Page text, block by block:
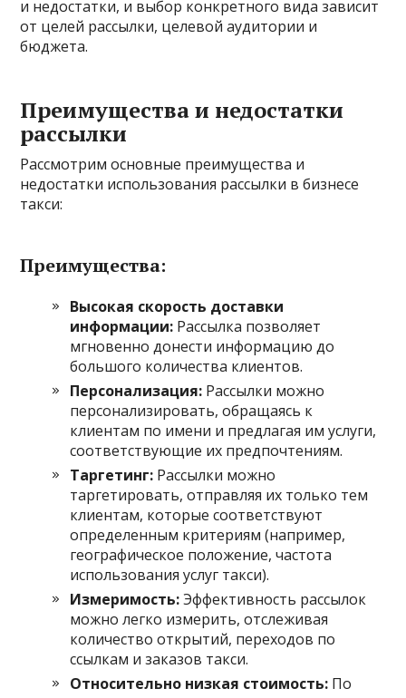
и недостатки, и выбор конкретного вида зависит
от целей рассылки, целевой аудитории и
бюджета.
Преимущества и недостатки
рассылки
Рассмотрим основные преимущества и
недостатки использования рассылки в бизнесе
такси:
Преимущества:
Высокая скорость доставки
информации: Рассылка позволяет
мгновенно донести информацию до
большого количества клиентов.
Персонализация: Рассылки можно
персонализировать, обращаясь к
клиентам по имени и предлагая им услуги,
соответствующие их предпочтениям.
Таргетинг: Рассылки можно
таргетировать, отправляя их только тем
клиентам, которые соответствуют
определенным критериям (например,
географическое положение, частота
использования услуг такси).
Измеримость:Эффективность рассылок
можно легко измерить, отслеживая
количество открытий, переходов по
ссылкам и заказов такси.
Относительно низкая стоимость: По